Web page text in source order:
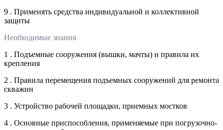
9 . Применять средства индивидуальной и коллективной
защиты
Необходимые знания
1 . Подъемные сооружения (вышки, мачты) и правила их
крепления
2 . Правила перемещения подъемных сооружений для ремонта
скважин
3 . Устройство рабочей площадки, приемных мостков
4 . Основные приспособления, применяемые при погрузочно-